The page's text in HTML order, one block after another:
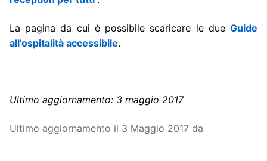
La pagina da cui è possibile scaricare le due Guide
all’ospitalità accessibile.
Ultimo aggiornamento: 3 maggio 2017
Ultimo aggiornamento il 3 Maggio 2017 da